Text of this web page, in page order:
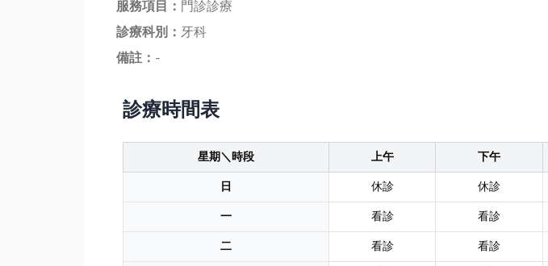
服務項目： 門診診療
診療科別： 牙科
備註： -
診療時間表
星期＼時段 上午 下午
日
休診 休診
一
看診 看診
二
看診 看診